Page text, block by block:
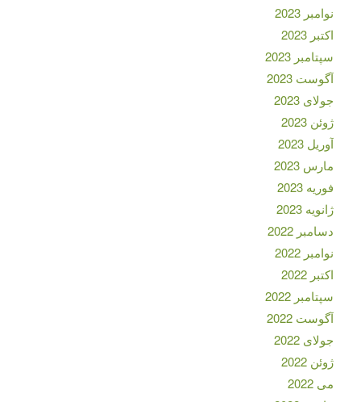
نوامبر 2023
اکتبر 2023
سپتامبر 2023
آگوست 2023
جولای 2023
ژوئن 2023
آوریل 2023
مارس 2023
فوریه 2023
ژانویه 2023
دسامبر 2022
نوامبر 2022
اکتبر 2022
سپتامبر 2022
آگوست 2022
جولای 2022
ژوئن 2022
می 2022